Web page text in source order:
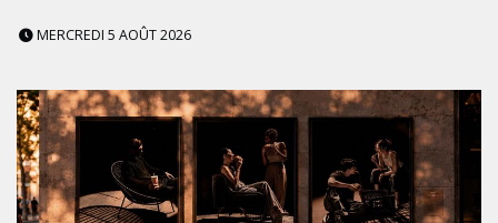
MERCREDI 5 AOÛT 2026